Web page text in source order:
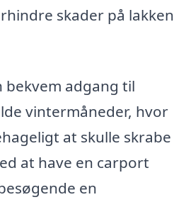
skader på lakken
bekvem adgang til
vintermåneder, hvor
at skulle skrabe
at have en carport
en